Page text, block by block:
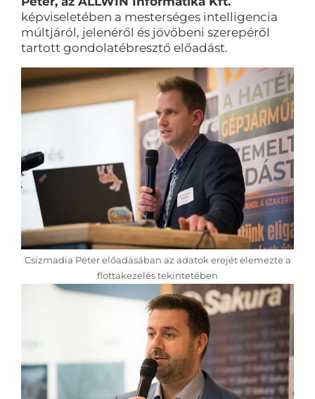
képviseletében a mesterséges intelligencia
múltjáról, jelenéről és jövőbeni szerepéről
tartott gondolatébresztő előadást.
Csizmadia Péter előadásában az adatok erejét elemezte a
flottakezelés tekintetében